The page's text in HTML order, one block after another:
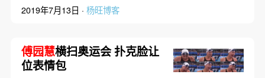
2019年7月13日 · 杨旺博客
傅园慧横扫奥运会 扑克脸让
位表情包